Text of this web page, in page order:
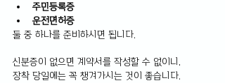
주민등록증
운전면허증
둘 중 하나를 준비하시면 됩니다.
신분증이 없으면 계약서를 작성할 수 없이니,
장착 당일에는 꼭 챙겨가시는 것이 좋습니다.